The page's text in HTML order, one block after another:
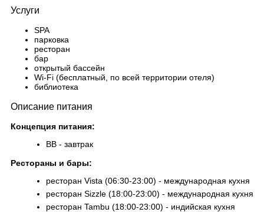
Услуги
SPA
парковка
ресторан
бар
открытый бассейн
Wi-Fi (бесплатный, по всей территории отеля)
библиотека
Описание питания
Концепция питания:
BB - завтрак
Рестораны и бары:
ресторан Vista (06:30-23:00) - международная кухня
ресторан Sizzle (18:00-23:00) - международная кухня
ресторан Tambu (18:00-23:00) - индийская кухня